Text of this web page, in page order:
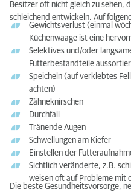
Besitzer oft nicht gleich zu sehen,
schleichend entwickeln. Auf
Gewichtsverlust (einmal
Küchenwaage ist eine
Selektives und/oder
Futterbestandteile
Speicheln (auf verklebtes
achten)
Zähneknirschen
Durchfall
Tränende Augen
Schwellungen am Kiefer
Einstellen der
Sichtlich veränderte, z.B.
weisen oft auf Probleme mit
Die beste Gesundheitsvorsorge,